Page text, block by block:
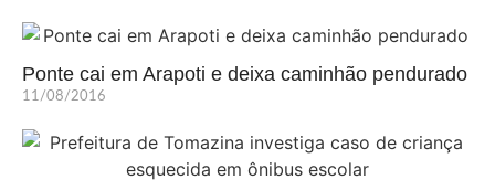
Ponte cai em Arapoti e deixa caminhão pendurado
11/08/2016